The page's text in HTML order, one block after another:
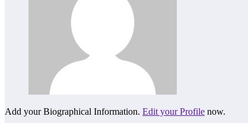
Add your Biographical Information. Edit your Profile now.